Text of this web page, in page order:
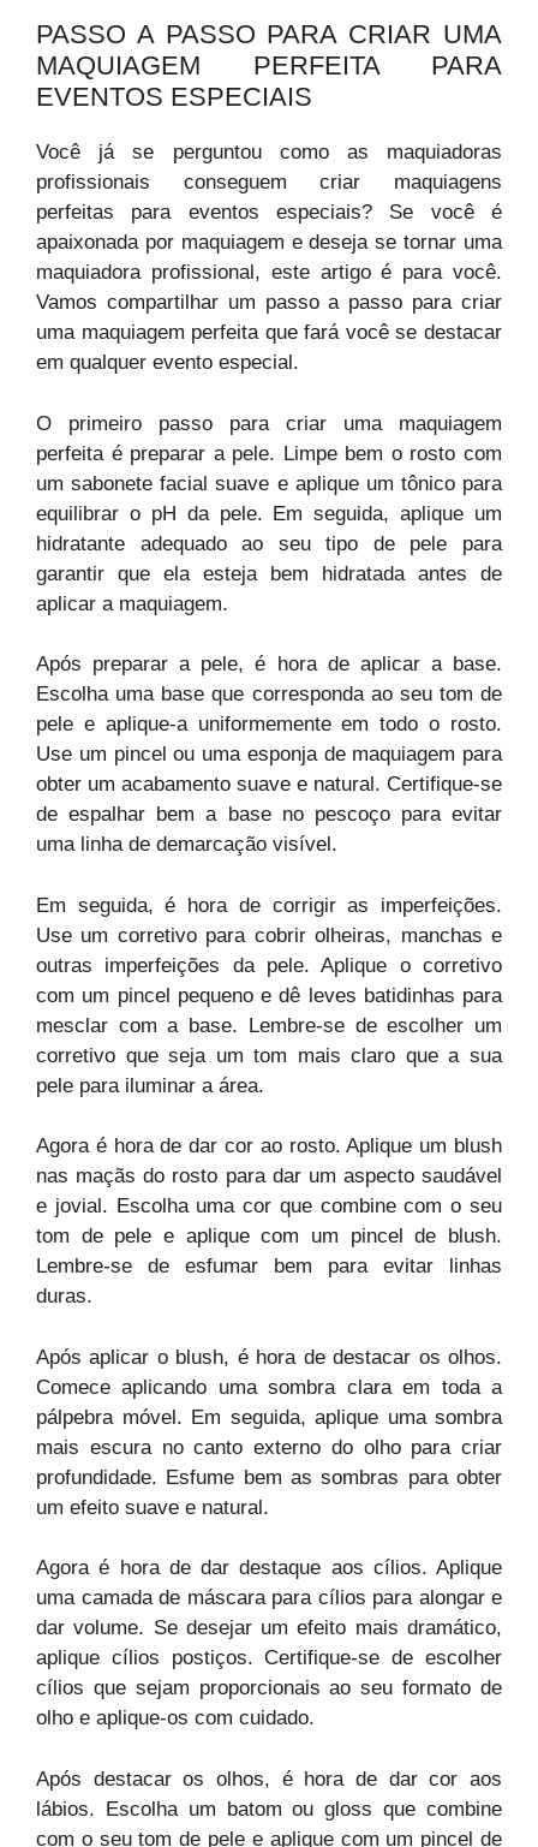
PASSO A PASSO PARA CRIAR UMA
MAQUIAGEM PERFEITA PARA
EVENTOS ESPECIAIS
Você já se perguntou como as maquiadoras
profissionais conseguem criar maquiagens
perfeitas para eventos especiais? Se você é
apaixonada por maquiagem e deseja se tornar uma
maquiadora profissional, este artigo é para você.
Vamos compartilhar um passo a passo para criar
uma maquiagem perfeita que fará você se destacar
em qualquer evento especial.
O primeiro passo para criar uma maquiagem
perfeita é preparar a pele. Limpe bem o rosto com
um sabonete facial suave e aplique um tônico para
equilibrar o pH da pele. Em seguida, aplique um
hidratante adequado ao seu tipo de pele para
garantir que ela esteja bem hidratada antes de
aplicar a maquiagem.
Após preparar a pele, é hora de aplicar a base.
Escolha uma base que corresponda ao seu tom de
pele e aplique-a uniformemente em todo o rosto.
Use um pincel ou uma esponja de maquiagem para
obter um acabamento suave e natural. Certifique-se
de espalhar bem a base no pescoço para evitar
uma linha de demarcação visível.
Em seguida, é hora de corrigir as imperfeições.
Use um corretivo para cobrir olheiras, manchas e
outras imperfeições da pele. Aplique o corretivo
com um pincel pequeno e dê leves batidinhas para
mesclar com a base. Lembre-se de escolher um
corretivo que seja um tom mais claro que a sua
pele para iluminar a área.
Agora é hora de dar cor ao rosto. Aplique um blush
nas maçãs do rosto para dar um aspecto saudável
e jovial. Escolha uma cor que combine com o seu
tom de pele e aplique com um pincel de blush.
Lembre-se de esfumar bem para evitar linhas
duras.
Após aplicar o blush, é hora de destacar os olhos.
Comece aplicando uma sombra clara em toda a
pálpebra móvel. Em seguida, aplique uma sombra
mais escura no canto externo do olho para criar
profundidade. Esfume bem as sombras para obter
um efeito suave e natural.
Agora é hora de dar destaque aos cílios. Aplique
uma camada de máscara para cílios para alongar e
dar volume. Se desejar um efeito mais dramático,
aplique cílios postiços. Certifique-se de escolher
cílios que sejam proporcionais ao seu formato de
olho e aplique-os com cuidado.
Após destacar os olhos, é hora de dar cor aos
lábios. Escolha um batom ou gloss que combine
com o seu tom de pele e aplique com um pincel de